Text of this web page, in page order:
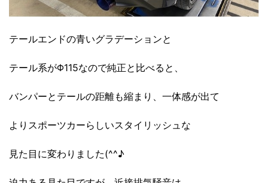
テールエンドの青いグラデーションと
テール系がΦ115なので純正と比べると、
バンパーとテールの距離も縮まり、一体感が出て
よりスポーツカーらしいスタイリッシュな
見た目に変わりました(^^♪